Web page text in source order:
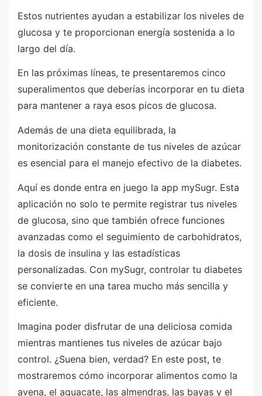
Estos nutrientes ayudan a estabilizar los niveles de
glucosa y te proporcionan energía sostenida a lo
largo del día.
En las próximas líneas, te presentaremos cinco
superalimentos que deberías incorporar en tu dieta
para mantener a raya esos picos de glucosa.
Además de una dieta equilibrada, la
monitorización constante de tus niveles de azúcar
es esencial para el manejo efectivo de la diabetes.
Aquí es donde entra en juego la app mySugr. Esta
aplicación no solo te permite registrar tus niveles
de glucosa, sino que también ofrece funciones
avanzadas como el seguimiento de carbohidratos,
la dosis de insulina y las estadísticas
personalizadas. Con mySugr, controlar tu diabetes
se convierte en una tarea mucho más sencilla y
eficiente.
Imagina poder disfrutar de una deliciosa comida
mientras mantienes tus niveles de azúcar bajo
control. ¿Suena bien, verdad? En este post, te
mostraremos cómo incorporar alimentos como la
avena, el aguacate, las almendras, las bayas y el